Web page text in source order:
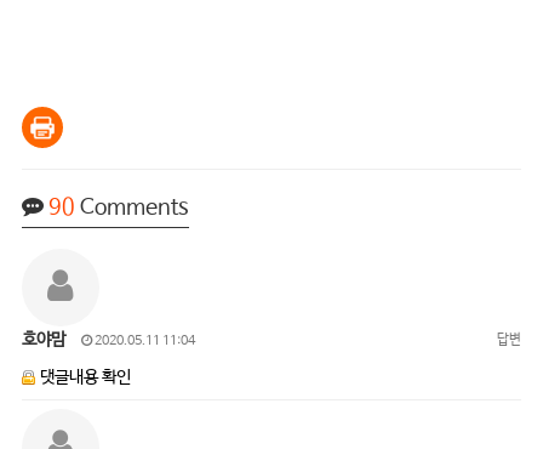
90 Comments
호야맘 2020.05.11 11:04 답변
댓글내용 확인